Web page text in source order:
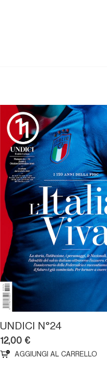
UNDICI N°24
12,00 €
AGGIUNGI AL CARRELLO